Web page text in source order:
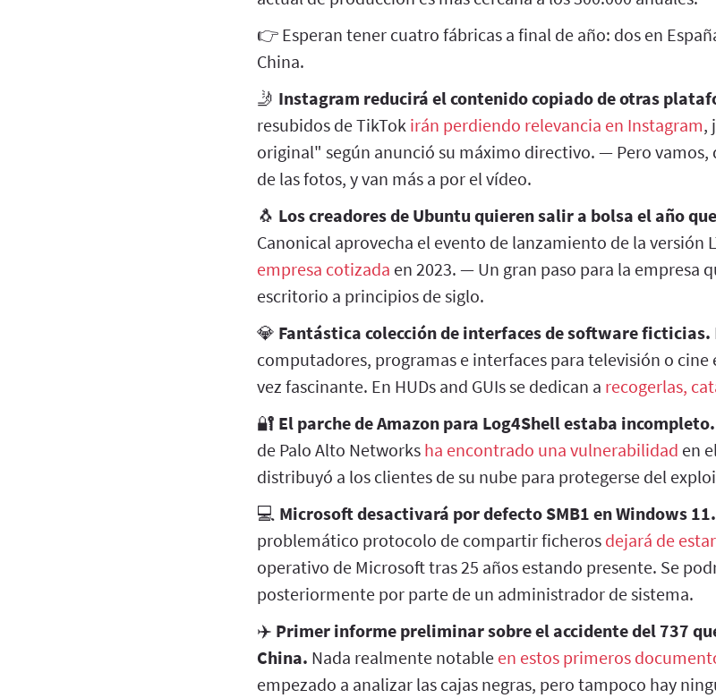
👉 Esperan tener cuatro fábricas a final de año: dos en
China.
🤳 Instagram reducirá el contenido copiado de otras
resubidos de TikTok irán perdiendo relevancia en Instagram,
original" según anunció su máximo directivo. — Pero vamos,
de las fotos, y van más a por el vídeo.
🐧 Los creadores de Ubuntu quieren salir a bolsa el año
Canonical aprovecha el evento de lanzamiento de la versión
empresa cotizada en 2023. — Un gran paso para la empresa
escritorio a principios de siglo.
💎 Fantástica colección de interfaces de software ficticias.
computadores, programas e interfaces para televisión o cine
vez fascinante. En HUDs and GUIs se dedican a recogerlas,
🔐 El parche de Amazon para Log4Shell estaba incompleto.
de Palo Alto Networks ha encontrado una vulnerabilidad en
distribuyó a los clientes de su nube para protegerse del
💻 Microsoft desactivará por defecto SMB1 en Windows 11.
problemático protocolo de compartir ficheros dejará de
operativo de Microsoft tras 25 años estando presente. Se
posteriormente por parte de un administrador de sistema.
✈️ Primer informe preliminar sobre el accidente del 737
China. Nada realmente notable en estos primeros
empezado a analizar las cajas negras, pero tampoco hay